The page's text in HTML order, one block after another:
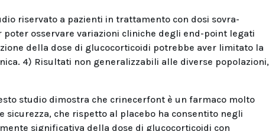
riservato a pazienti in trattamento con dosi sovra-
osservare variazioni cliniche degli end-point legati
della dose di glucocorticoidi potrebbe aver limitato la
4) Risultati non generalizzabili alle diverse popolazioni,
studio dimostra che crinecerfont è un farmaco molto
che rispetto al placebo ha consentito negli
significativa della dose di glucocorticoidi con